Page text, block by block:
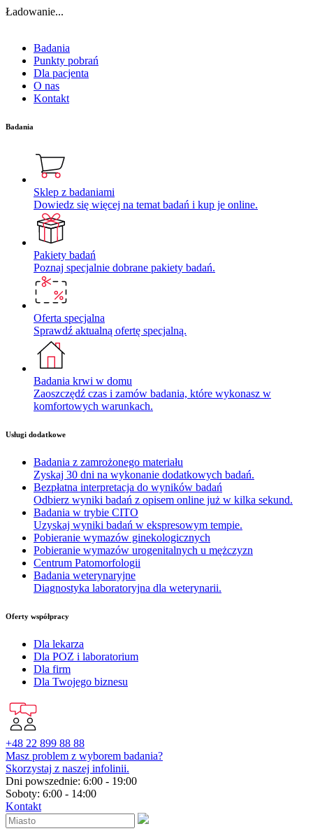
Ładowanie...
Badania
Punkty pobrań
Dla pacjenta
O nas
Kontakt
Badania
Sklep z badaniami
Dowiedz się więcej na temat badań i kup je online.
Pakiety badań
Poznaj specjalnie dobrane pakiety badań.
Oferta specjalna
Sprawdź aktualną ofertę specjalną.
Badania krwi w domu
Zaoszczędź czas i zamów badania, które wykonasz w
komfortowych warunkach.
Usługi dodatkowe
Badania z zamrożonego materiału
Zyskaj 30 dni na wykonanie dodatkowych badań.
Bezpłatna interpretacja do wyników badań
Odbierz wyniki badań z opisem online już w kilka sekund.
Badania w trybie CITO
Uzyskaj wyniki badań w ekspresowym tempie.
Pobieranie wymazów ginekologicznych
Pobieranie wymazów urogenitalnych u mężczyzn
Centrum Patomorfologii
Badania weterynaryjne
Diagnostyka laboratoryjna dla weterynarii.
Oferty współpracy
Dla lekarza
Dla POZ i laboratorium
Dla firm
Dla Twojego biznesu
+48 22 899 88 88
Masz problem z wyborem badania?
Skorzystaj z naszej infolinii.
Dni powszednie: 6:00 - 19:00
Soboty: 6:00 - 14:00
Kontakt